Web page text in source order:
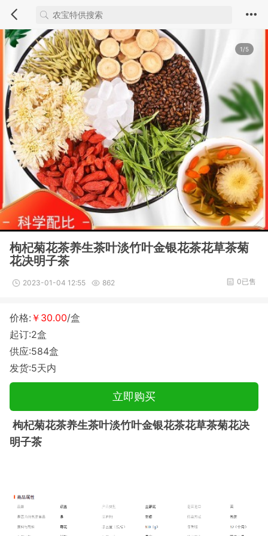
1/5
枸杞菊花茶养生茶叶淡竹叶金银花茶花草茶菊
花决明子茶
2023-01-04 12:55 862 0已售
价格: ￥30.00/盒
起订:2盒
供应:584盒
发货:5天内
立即购买
枸杞菊花茶养生茶叶淡竹叶金银花茶花草茶菊花决
明子茶